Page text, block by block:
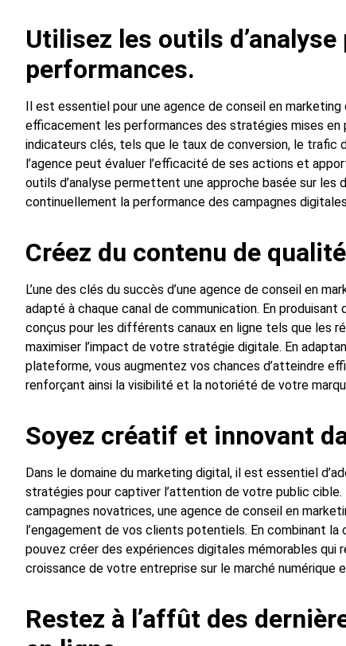
Utilisez les outils
performances.
Il est essentiel pour une agence de conseil en marketing
efficacement les performances des stratégies mises
indicateurs clés, tels que le taux de conversion, le trafic
l’agence peut évaluer l’efficacité de ses actions et
outils d’analyse permettent une approche basée sur
continuellement la performance des campagnes
Créez du contenu de
L’une des clés du succès d’une agence de conseil en
adapté à chaque canal de communication. En
conçus pour les différents canaux en ligne tels que les
maximiser l’impact de votre stratégie digitale. En
plateforme, vous augmentez vos chances d’atteindre
renforçant ainsi la visibilité et la notoriété de votre
Soyez créatif et innovant
Dans le domaine du marketing digital, il est essentiel
stratégies pour captiver l’attention de votre public
campagnes novatrices, une agence de conseil en
l’engagement de vos clients potentiels. En combinant
pouvez créer des expériences digitales mémorables
croissance de votre entreprise sur le marché numérique
Restez à l’affût des